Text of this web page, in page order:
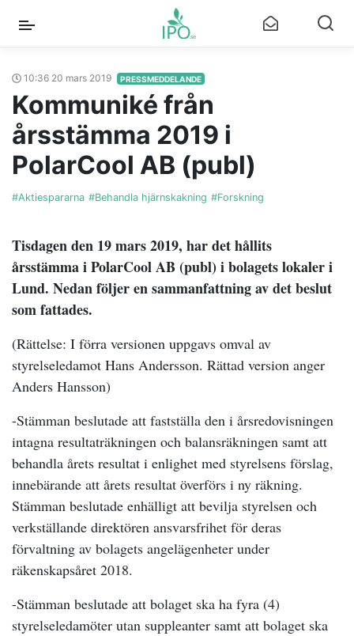
10:36 20 mars 2019 PRESSMEDDELANDE
Kommuniké från
årsstämma 2019 i
PolarCool AB (publ)
#Aktiespararna #Behandla hjärnskakning #Forskning
Tisdagen den 19 mars 2019, har det hållits
årsstämma i PolarCool AB (publ) i bolagets lokaler i
Lund. Nedan följer en sammanfattning av det beslut
som fattades.
(Rättelse: I förra versionen uppgavs omval av
styrelseledamot Hans Andersson. Rättad version anger
Anders Hansson)
-Stämman beslutade att fastställa den i årsredovisningen
intagna resultaträkningen och balansräkningen samt att
behandla årets resultat i enlighet med styrelsens förslag,
innebärande att årets resultat överförs i ny räkning.
Stämman beslutade enhälligt att bevilja styrelsen och
verkställande direktören ansvarsfrihet för deras
förvaltning av bolagets angelägenheter under
räkenskapsåret 2018.
-Stämman beslutade att bolaget ska ha fyra (4)
styrelseledamöter utan suppleanter samt att bolaget ska